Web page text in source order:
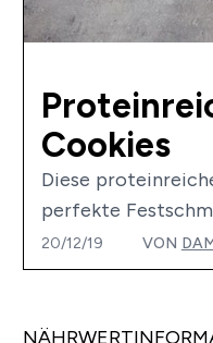
Cookies
Diese
perfekte
20/12/19 VON